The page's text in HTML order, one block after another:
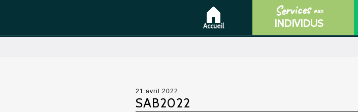
Accueil
Servicesaux
INDIVIDUS
21 avril 2022
SAB2022